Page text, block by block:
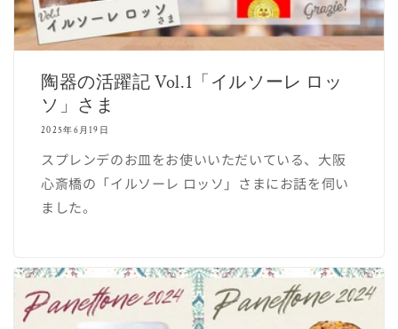
陶器の活躍記 Vol.1「イルソーレ ロッ
ソ」さま
2025年6月19日
スプレンデのお皿をお使いいただいている、大阪
心斎橋の「イルソーレ ロッソ」さまにお話を伺い
ました。